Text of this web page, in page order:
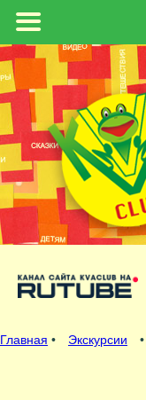
Главная • Экскурсии •